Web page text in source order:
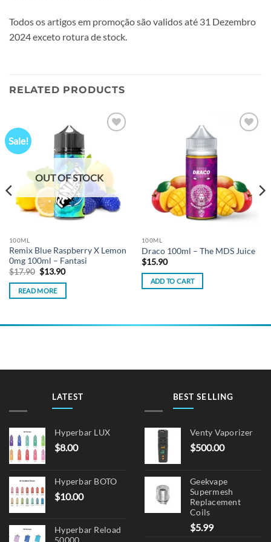
Todos os artigos em promoção são validos até 31 Dezembro
2024 exceto rotura de stock.
RELATED PRODUCTS
Sale!
OUT OF STOCK
100ML
Remix Blue Raspberry X Lemon
0mg 100ml – Fantasi
$17.90 Original
price
was:
$17.90.
$13.90Current
is:
READ MORE
100ML
Draco 100ml – The MDS Juice
$15.90
ADD TO CART
LATEST
Hyperbar LUX
$8.00
Hyperbar BOTO
$10.00
Hyperbar Reload
50000
BEST SELLING
Venty Vaporizer
$500.00
Geekvape
Supermesh
Replacement
Coils
$5.99